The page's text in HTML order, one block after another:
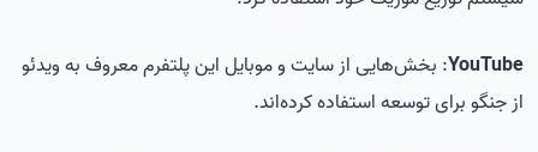
YouTube: بخش‌هایی از سایت و موبایل این پلتفرم معروف به ویدئو
از جنگو برای توسعه استفاده کرده‌اند.